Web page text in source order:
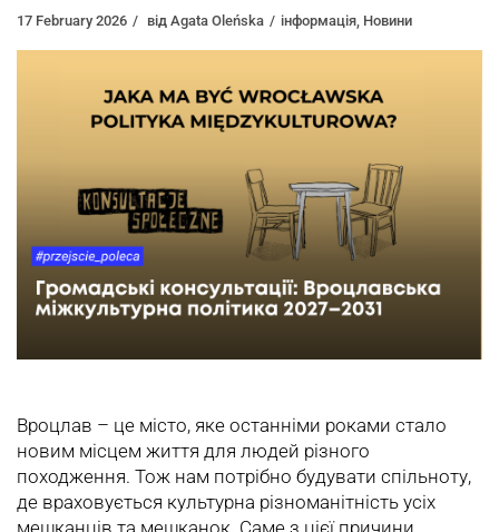
17 February 2026 від Agata Oleńska інформація Новини
Вроцлав – це місто, яке останніми роками стало
новим місцем життя для людей різного
походження. Тож нам потрібно будувати спільноту,
де враховується культурна різноманітність усіх